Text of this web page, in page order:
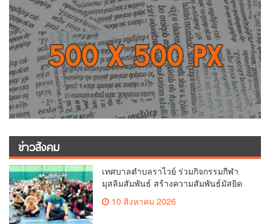
ข่าวสังคม
เทศบาลตำบลราไวย์ ร่วมกิจกรรมกีฬา
มุสลิมสัมพันธ์ สร้างความสัมพันธ์มัสยิด
10 สิงหาคม 2026